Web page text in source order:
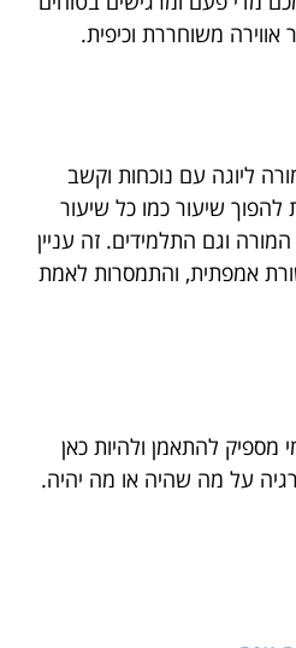
משוחררת וכיפית.
ליוגה עם נוכחות וקשב
שיעור כמו כל שיעור
וגם התלמידים. זה עניין
אמפתית, והתמסרות לאמת
להתאמן ולהיות כאן
על מה שהיה או מה יהיה.